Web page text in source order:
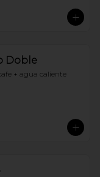
Doble
+ agua caliente